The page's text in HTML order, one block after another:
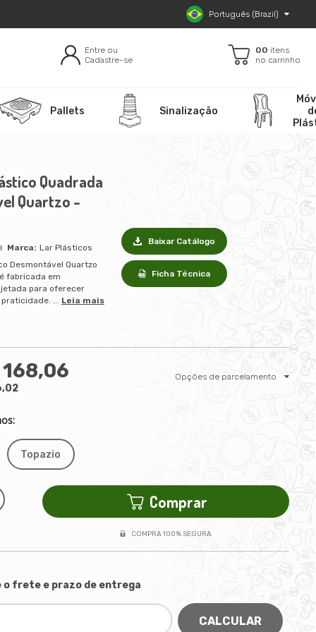
Português (Brazil)
Entre ou
Cadastre-se
00 itens
no carrinho
Pallets Sinalização
Quadrada
Quartzo -
Lar Plásticos
Desmontável Quartzo
fabricada em
para oferecer
... Leia mais
Baixar Catálogo
Ficha Técnica
Opções de parcelamento
Topazio
Comprar
COMPRA 100% SEGURA
o frete e prazo de entrega
CALCULAR